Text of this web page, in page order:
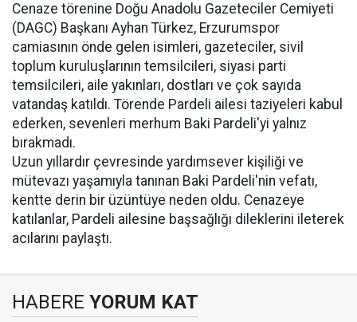
Cenaze törenine Doğu Anadolu Gazeteciler Cemiyeti
(DAGC) Başkanı Ayhan Türkez, Erzurumspor
camiasının önde gelen isimleri, gazeteciler, sivil
toplum kuruluşlarının temsilcileri, siyasi parti
temsilcileri, aile yakınları, dostları ve çok sayıda
vatandaş katıldı. Törende Pardeli ailesi taziyeleri kabul
ederken, sevenleri merhum Baki Pardeli'yi yalnız
bırakmadı.
Uzun yıllardır çevresinde yardımsever kişiliği ve
mütevazı yaşamıyla tanınan Baki Pardeli'nin vefatı,
kentte derin bir üzüntüye neden oldu. Cenazeye
katılanlar, Pardeli ailesine başsağlığı dileklerini ileterek
acılarını paylaştı.
HABERE YORUM KAT